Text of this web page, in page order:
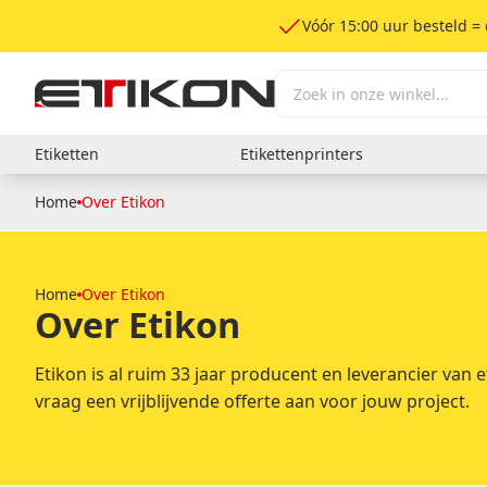
Vóór 15:00 uur besteld
Etiketten
afneembaar
Textiel acetaat etiketten – permanent
Etiketten op rol
Verzendetiketten
Groene
Blauwe
Witte stickers
Etikettenprinters
Resin
Home Over Etikon
Home Over Etikon
Over Etikon
Etikon is al ruim 33 jaar producent en leverancier
vraag een vrijblijvende offerte aan voor jouw project.